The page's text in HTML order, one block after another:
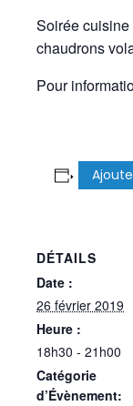
Soirée cuisine
chaudrons
Pour
DÉTAILS
Date :
26 février 2019
Heure :
18h30 - 21h00
Catégorie
d’Évènement: